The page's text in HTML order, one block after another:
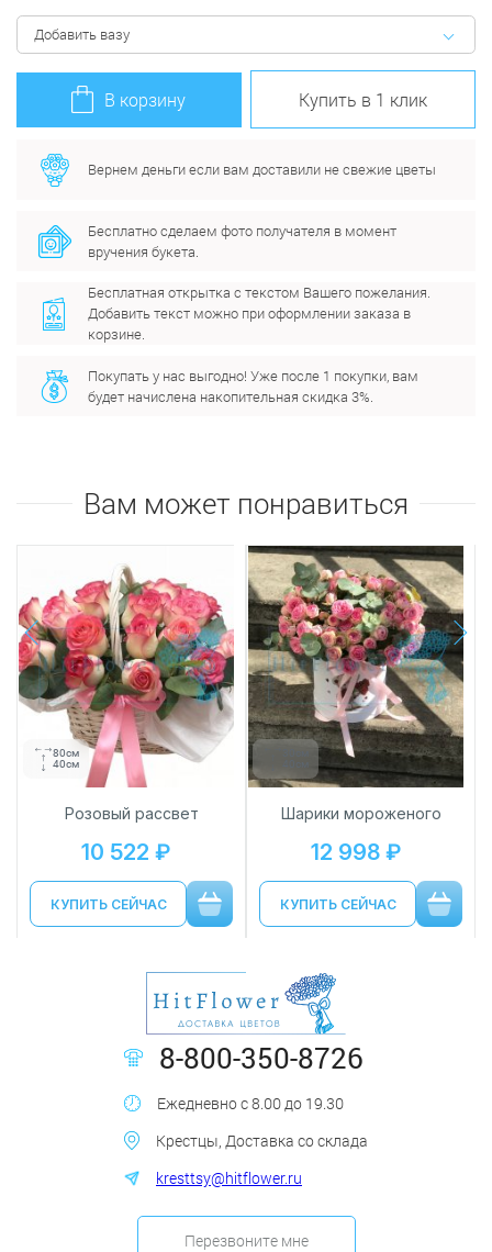
Добавить вазу
В корзину Купить в 1 клик
Вернем деньги если вам доставили не свежие цветы
Бесплатно сделаем фото получателя в момент
вручения букета.
Бесплатная открытка с текстом Вашего пожелания.
Добавить текст можно при оформлении заказа в
корзине.
Покупать у нас выгодно! Уже после 1 покупки, вам
будет начислена накопительная скидка 3%.
Вам может понравиться
prev next
80см
40см
Розовый рассвет
10 522 ₽
КУПИТЬ СЕЙЧАС
40см
Шарики мороженого
12 998 ₽
КУПИТЬ СЕЙЧАС
8-800-350-8726
Ежедневно с 8.00 до 19.30
Крестцы, Доставка со склада
kresttsy@hitflower.ru
Перезвоните мне